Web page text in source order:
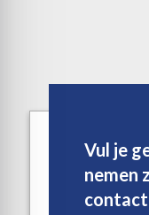
Vul je
nemen